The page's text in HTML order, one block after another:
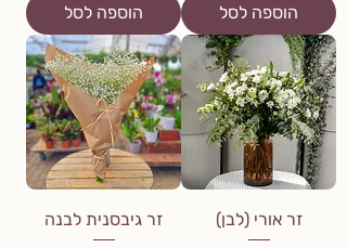
הוספה לסל הוספה לסל
זר אורי (לבן)
זר גיבסנית לבנה